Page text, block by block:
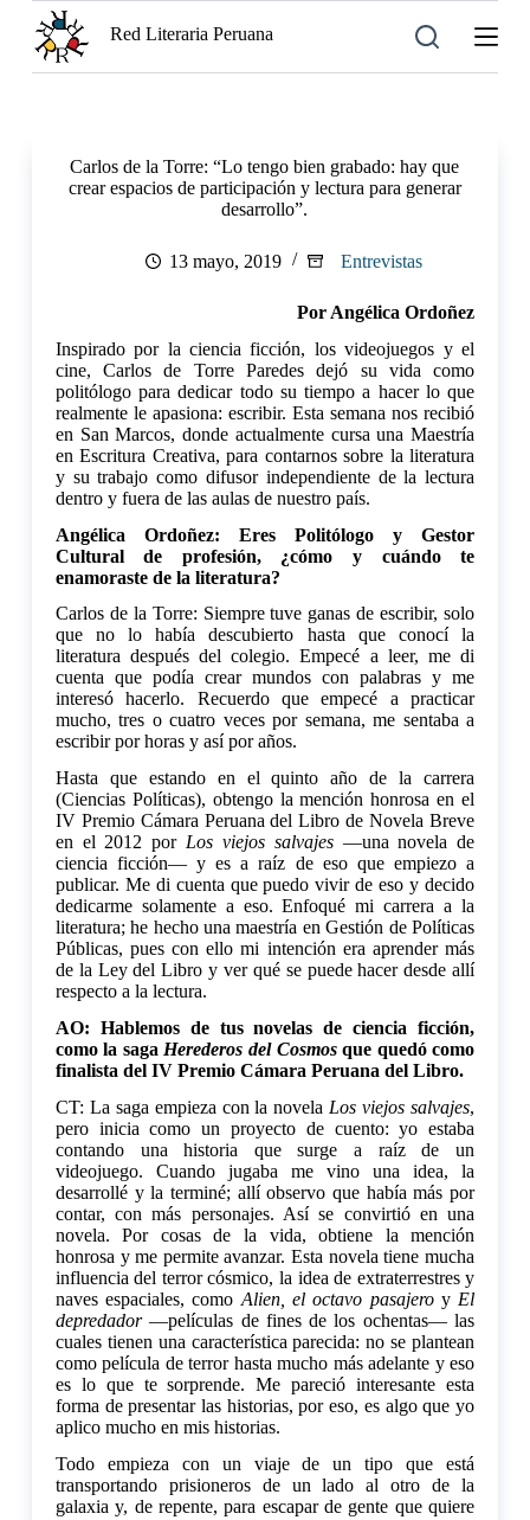
Red Literaria Peruana
Carlos de la Torre: “Lo tengo bien grabado: hay que
crear espacios de participación y lectura para generar
desarrollo”.
13 mayo, 2019 Entrevistas
Por Angélica Ordoñez
Inspirado por la ciencia ficción, los videojuegos y el
cine, Carlos de Torre Paredes dejó su vida como
politólogo para dedicar todo su tiempo a hacer lo que
realmente le apasiona: escribir. Esta semana nos recibió
en San Marcos, donde actualmente cursa una Maestría
en Escritura Creativa, para contarnos sobre la literatura
y su trabajo como difusor independiente de la lectura
dentro y fuera de las aulas de nuestro país.
Angélica Ordoñez: Eres Politólogo y Gestor
Cultural de profesión, ¿cómo y cuándo te
enamoraste de la literatura?
Carlos de la Torre: Siempre tuve ganas de escribir, solo
que no lo había descubierto hasta que conocí la
literatura después del colegio. Empecé a leer, me di
cuenta que podía crear mundos con palabras y me
interesó hacerlo. Recuerdo que empecé a practicar
mucho, tres o cuatro veces por semana, me sentaba a
escribir por horas y así por años.
Hasta que estando en el quinto año de la carrera
(Ciencias Políticas), obtengo la mención honrosa en el
IV Premio Cámara Peruana del Libro de Novela Breve
en el 2012 por Los viejos salvajes—una novela de
ciencia ficción— y es a raíz de eso que empiezo a
publicar. Me di cuenta que puedo vivir de eso y decido
dedicarme solamente a eso. Enfoqué mi carrera a la
literatura; he hecho una maestría en Gestión de Políticas
Públicas, pues con ello mi intención era aprender más
de la Ley del Libro y ver qué se puede hacer desde allí
respecto a la lectura.
AO: Hablemos de tus novelas de ciencia ficción,
como la saga Herederos del Cosmosque quedó como
finalista del IV Premio Cámara Peruana del Libro.
CT: La saga empieza con la novela Los viejos salvajes,
pero inicia como un proyecto de cuento: yo estaba
contando una historia que surge a raíz de un
videojuego. Cuando jugaba me vino una idea, la
desarrollé y la terminé; allí observo que había más por
contar, con más personajes. Así se convirtió en una
novela. Por cosas de la vida, obtiene la mención
honrosa y me permite avanzar. Esta novela tiene mucha
influencia del terror cósmico, la idea de extraterrestres y
naves espaciales, como Alien, el octavo pasajeroy El
depredador—películas de fines de los ochentas— las
cuales tienen una característica parecida: no se plantean
como película de terror hasta mucho más adelante y eso
es lo que te sorprende. Me pareció interesante esta
forma de presentar las historias, por eso, es algo que yo
aplico mucho en mis historias.
Todo empieza con un viaje de un tipo que está
transportando prisioneros de un lado al otro de la
galaxia y, de repente, para escapar de gente que quiere